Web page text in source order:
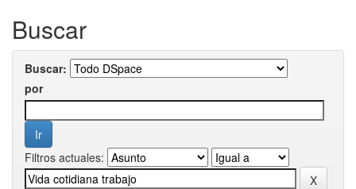
Buscar
Buscar:
por
Filtros actuales: